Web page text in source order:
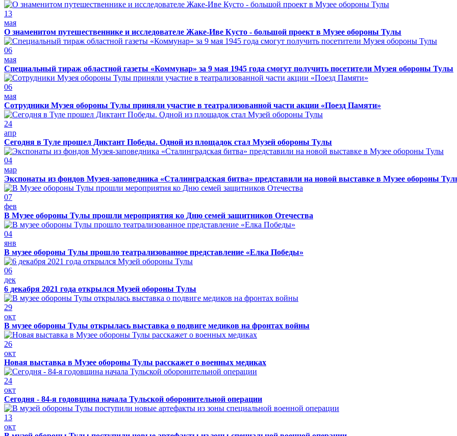
13
мая
О знаменитом путешественнике и исследователе Жаке-Иве Кусто - большой проект в Музее обороны Тулы
06
мая
Специальный тираж областной газеты «Коммунар» за 9 мая 1945 года смогут получить посетители Музея обороны Тулы
06
мая
Сотрудники Музея обороны Тулы приняли участие в театрализованной части акции «Поезд Памяти»
24
апр
Сегодня в Туле прошел Диктант Победы. Одной из площадок стал Музей обороны Тулы
04
мар
Экспонаты из фондов Музея-заповедника «Сталинградская битва» представили на новой выставке в Музее обороны
07
фев
В Музее обороны Тулы прошли мероприятия ко Дню семей защитников Отечества
04
янв
В музее обороны Тулы прошло театрализованное представление «Елка Победы»
06
дек
6 декабря 2021 года открылся Музей обороны Тулы
29
окт
В музее обороны Тулы открылась выставка о подвиге медиков на фронтах войны
26
окт
Новая выставка в Музее обороны Тулы расскажет о военных медиках
24
окт
Сегодня - 84-я годовщина начала Тульской оборонительной операции
13
окт